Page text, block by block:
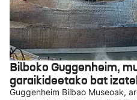
Bilboko Guggenheim,
garaikideetako bat
Guggenheim Bilbao Museoak,